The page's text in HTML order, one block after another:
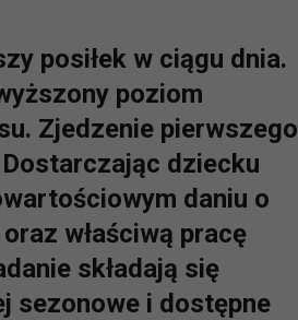
posiłek w ciągu dnia.
poziom
Zjedzenie pierwszego
dziecku
daniu o
właściwą pracę
składają się
sezonowe i dostępne